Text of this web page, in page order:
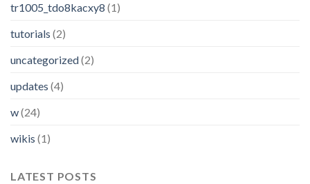
tr1005_tdo8kacxy8 (1)
tutorials (2)
uncategorized(2)
updates (4)
w(24)
wikis (1)
LATEST POSTS